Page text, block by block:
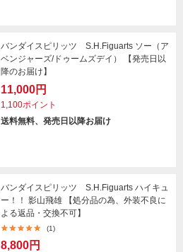
バンダイスピリッツ S.H.Figuarts ソー（ア
ベンジャーズ/ドゥームズデイ） 【発売日以
降のお届け】
11,000円
1,100ポイント
送料無料、発売日以降お届け
バンダイスピリッツ S.H.Figuarts ハイキュ
ー！！ 影山飛雄 【処分品の為、外装不良に
よる返品・交換不可】
(1)
8,800円